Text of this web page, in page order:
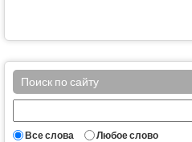
Поиск по сайту
Все слова
Любое слово